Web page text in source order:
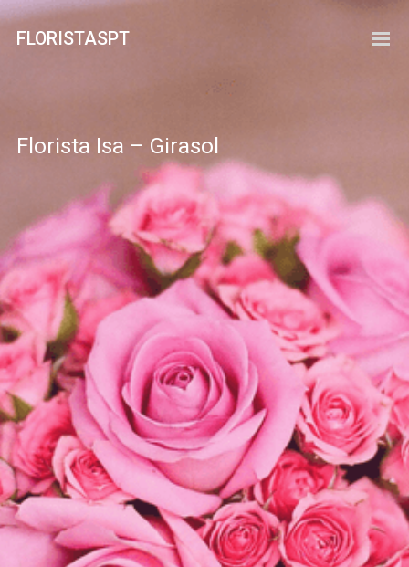
CONTACTO
FLORISTASPT
Florista Isa – Girasol